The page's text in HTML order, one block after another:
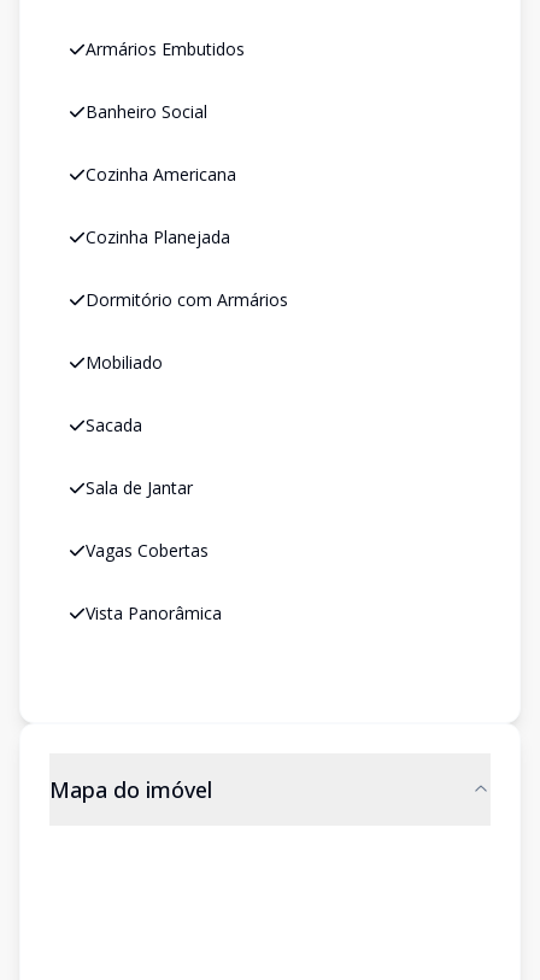
Armários Embutidos
Banheiro Social
Cozinha Americana
Cozinha Planejada
Dormitório com Armários
Mobiliado
Sacada
Sala de Jantar
Vagas Cobertas
Vista Panorâmica
Mapa do imóvel